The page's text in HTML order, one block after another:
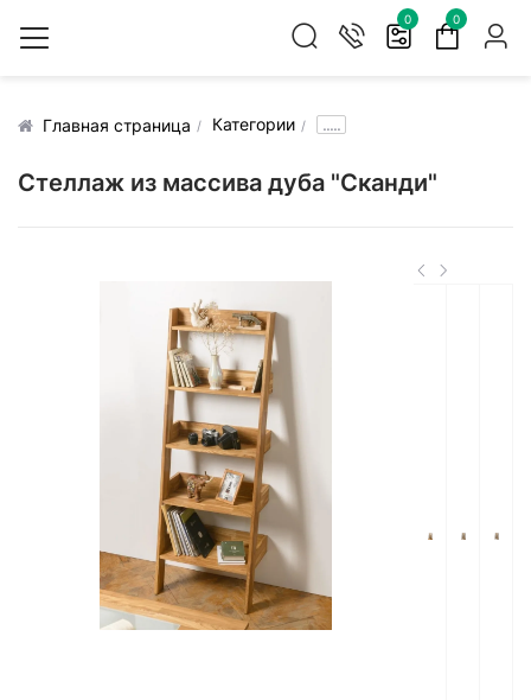
0 0
Главная страница Категории .....
Стеллаж из массива дуба "Сканди"